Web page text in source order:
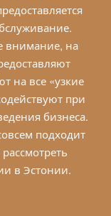
внимание, на
на все «узкие
при
бизнеса.
подходит
в Эстонии.